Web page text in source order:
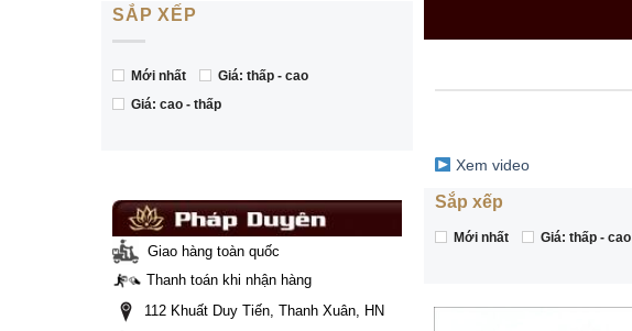
SẮP XẾP
Mới nhất
Giá: thấp - cao
Giá: cao - thấp
Giao hàng toàn quốc
Thanh toán khi nhận hàng
112 Khuất Duy Tiến, Thanh Xuân, HN
Xem video
Sắp xếp
Mới nhất Giá: thấp - cao